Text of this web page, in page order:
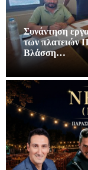
Συνάντηση
των πλατειών
Βλάσση…